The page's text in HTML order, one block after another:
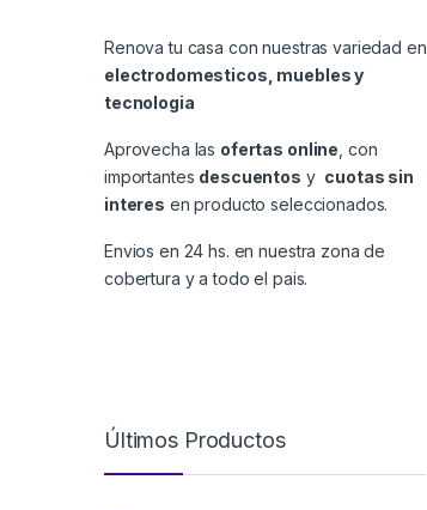
Renova tu casa con nuestras variedad en
electrodomesticos, muebles y
tecnologia
Aprovecha las ofertas online , con
importantes descuentos y cuotas sin
interes en producto seleccionados.
Envios en 24 hs. en nuestra zona de
cobertura y a todo el pais.
Últimos Productos